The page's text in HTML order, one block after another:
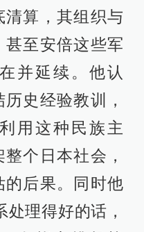
算，其组织与
至安倍这些军
并延续。他认
史经验教训，
用这种民族主
个日本社会，
后果。同时他
理得好的话，